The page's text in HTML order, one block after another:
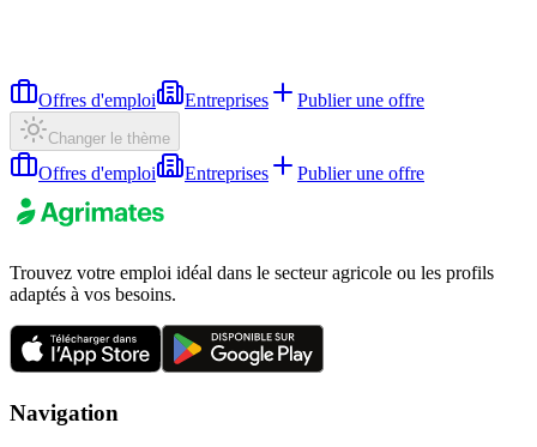
Offres d'emploi Entreprises Publier une offre
Changer le thème
Offres d'emploi Entreprises Publier une offre
Trouvez votre emploi idéal dans le secteur agricole ou les profils
adaptés à vos besoins.
Navigation